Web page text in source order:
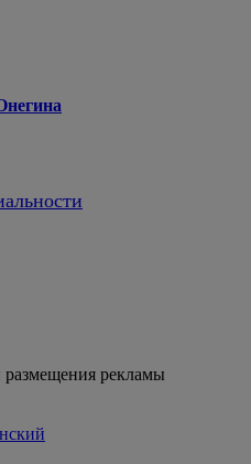
размещения рекламы